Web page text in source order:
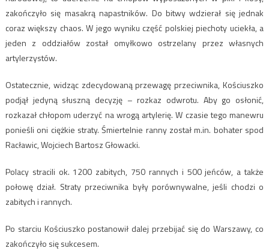
zakończyło się masakrą napastników. Do bitwy wdzierał się jednak
coraz większy chaos. W jego wyniku część polskiej piechoty uciekła, a
jeden z oddziałów został omyłkowo ostrzelany przez własnych
artylerzystów.
Ostatecznie, widząc zdecydowaną przewagę przeciwnika, Kościuszko
podjął jedyną słuszną decyzję – rozkaz odwrotu. Aby go osłonić,
rozkazał chłopom uderzyć na wrogą artylerię. W czasie tego manewru
ponieśli oni ciężkie straty. Śmiertelnie ranny został m.in. bohater spod
Racławic, Wojciech Bartosz Głowacki.
Polacy stracili ok. 1200 zabitych, 750 rannych i 500 jeńców, a także
połowę dział. Straty przeciwnika były porównywalne, jeśli chodzi o
zabitych i rannych.
Po starciu Kościuszko postanowił dalej przebijać się do Warszawy, co
zakończyło się sukcesem.